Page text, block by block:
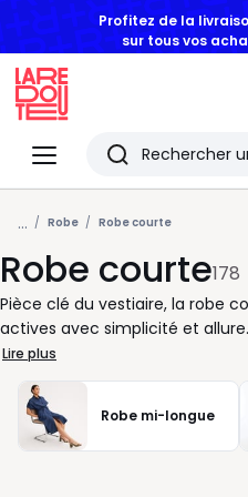
Menu
Redoute
Rechercher
Les
derniers
articles
consultés
... Robe Robe courte
Robe courte178
Pièce clé du vestiaire, la robe
actives avec simplicité et
pensé une sélection qui facilite
une tenue prête en quelques
affirmée pour marquer le
s’adapter à votre rythme, avec
finitions soignées. Vous
Lire plus
Robe mi-longue